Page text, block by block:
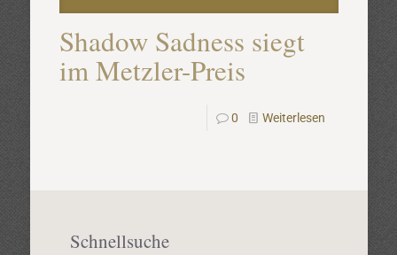
Shadow Sadness siegt
im Metzler-Preis
0 Weiterlesen
Schnellsuche